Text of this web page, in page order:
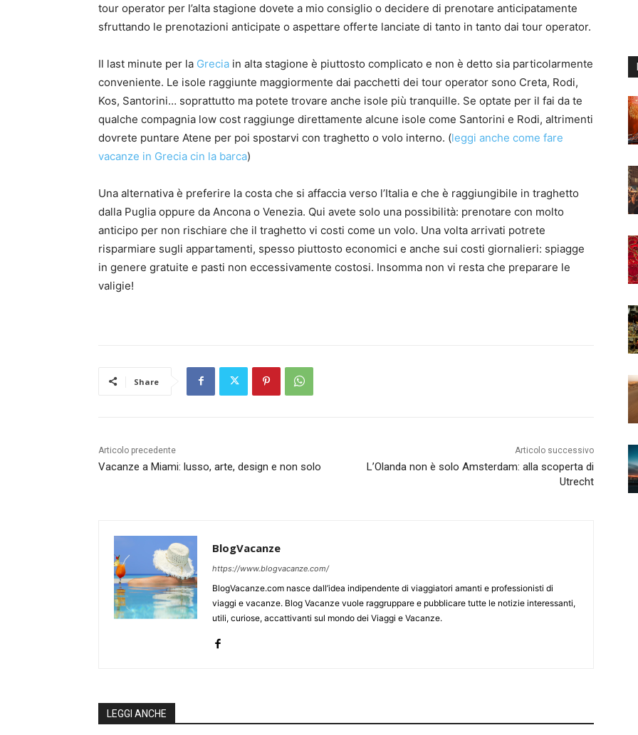
tour operator per l’alta stagione dovete a mio consiglio o decidere di prenotare anticipatamente
sfruttando le prenotazioni anticipate o aspettare offerte lanciate di tanto in tanto dai tour operator.
Il last minute per la Grecia in alta stagione è piuttosto complicato e non è detto sia particolarmente
conveniente. Le isole raggiunte maggiormente dai pacchetti dei tour operator sono Creta, Rodi,
Kos, Santorini… soprattutto ma potete trovare anche isole più tranquille. Se optate per il fai da te
qualche compagnia low cost raggiunge direttamente alcune isole come Santorini e Rodi, altrimenti
dovrete puntare Atene per poi spostarvi con traghetto o volo interno. (leggi anche come fare
vacanze in Grecia cin la barca)
Una alternativa è preferire la costa che si affaccia verso l’Italia e che è raggiungibile in traghetto
dalla Puglia oppure da Ancona o Venezia. Qui avete solo una possibilità: prenotare con molto
anticipo per non rischiare che il traghetto vi costi come un volo. Una volta arrivati potrete
risparmiare sugli appartamenti, spesso piuttosto economici e anche sui costi giornalieri: spiagge
in genere gratuite e pasti non eccessivamente costosi. Insomma non vi resta che preparare le
valigie!
Share
Articolo precedente
Vacanze a Miami: lusso, arte, design e non solo
Articolo successivo
L’Olanda non è solo Amsterdam: alla scoperta di
Utrecht
BlogVacanze
https://www.blogvacanze.com/
BlogVacanze.com nasce dall’idea indipendente di viaggiatori amanti e professionisti di
viaggi e vacanze. Blog Vacanze vuole raggruppare e pubblicare tutte le notizie interessanti,
utili, curiose, accattivanti sul mondo dei Viaggi e Vacanze.
LEGGI ANCHE